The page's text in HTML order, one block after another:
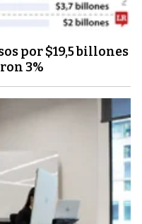
por $19,5 billones
3%